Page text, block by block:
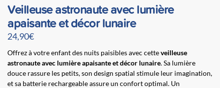
Veilleuse astronaute avec lumière
apaisante et décor lunaire
24,90€
Offrez à votre enfant des nuits paisibles avec cetteveilleuse
astronaute avec lumière apaisante et décor lunaire. Sa lumière
douce rassure les petits, son design spatial stimule leur imagination,
et sa batterie rechargeable assure un confort optimal. Un